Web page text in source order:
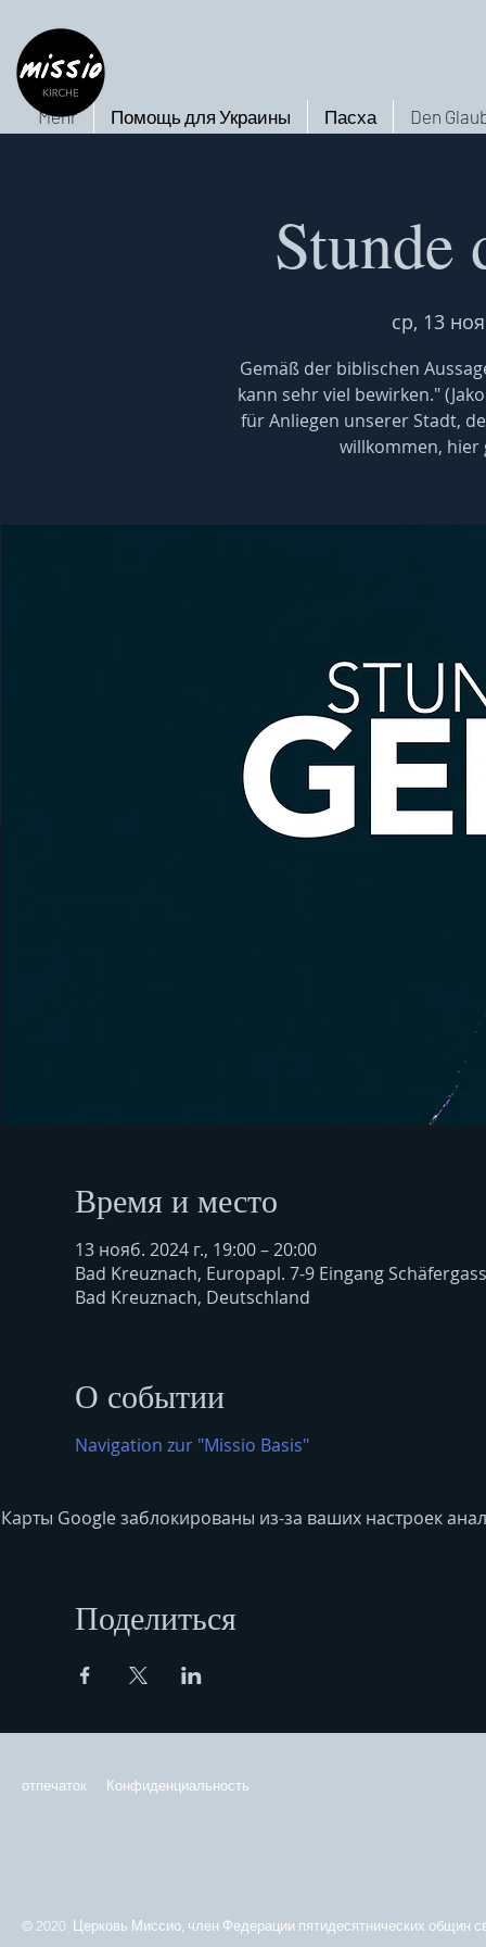
Den
Пасха
Помощь для Украины
Mehr
Stunde
ср, 13
Gemäß der biblischen
kann sehr viel bewirken."
für Anliegen unserer Stadt,
willkommen, hier
Время и место
13 нояб. 2024 г., 19:00 – 20:00
Bad Kreuznach, Europapl. 7-9 Eingang
Bad Kreuznach, Deutschland
О событии
Navigation zur "Missio Basis"
Карты Google заблокированы из-за ваших настроек
Поделиться
отпечаток Конфиденциальность
© 2020 Церковь Миссио, член Федерации пятидесятнических общин